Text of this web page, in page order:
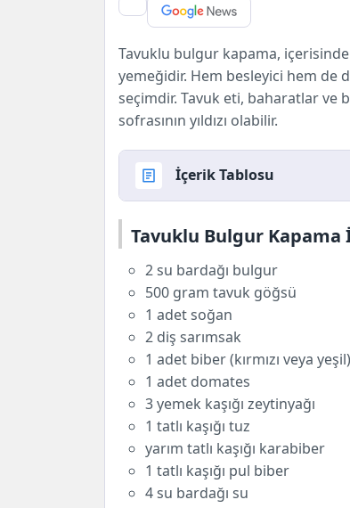
Tavuklu bulgur kapama,
yemeğidir. Hem besleyici hem
seçimdir. Tavuk eti, baharatlar ve
sofrasının yıldızı olabilir.
İçerik Tablosu
Tavuklu Bulgur Kapama İçin
Tavuklu Bulgur Kapama Nasıl
Tarif Süresi
Kaç Kişilik
Porsiyon Başına Besin Değerleri
Gerekli Araç ve Gereçler
Tarifin Püf Noktaları
Sağlığa Faydaları
Veganlar İçin Tavsiyeler
Tavuklu Bulgur
2 su bardağı bulgur
500 gram tavuk göğsü
1 adet soğan
2 diş sarımsak
1 adet biber (kırmızı veya yeşil)
1 adet domates
3 yemek kaşığı zeytinyağı
1 tatlı kaşığı tuz
yarım tatlı kaşığı karabiber
1 tatlı kaşığı pul biber
4 su bardağı su